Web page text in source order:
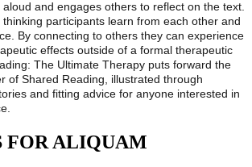
and engages others to reflect on the text.
participants learn from each other and
By connecting to others they can experience
effects outside of a formal therapeutic
The Ultimate Therapy puts forward the
of Shared Reading, illustrated through
and fitting advice for anyone interested in
FOR ALIQUAM